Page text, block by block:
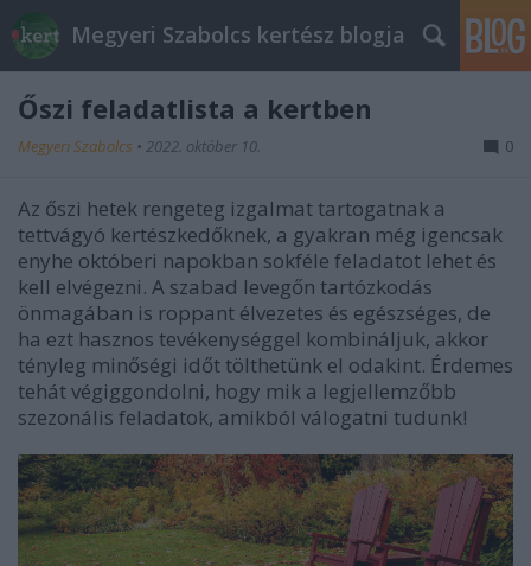
Megyeri Szabolcs kertész blogja
Őszi feladatlista a kertben
Megyeri Szabolcs • 2022. október 10. 0
Az őszi hetek rengeteg izgalmat tartogatnak a
tettvágyó kertészkedőknek, a gyakran még igencsak
enyhe októberi napokban sokféle feladatot lehet és
kell elvégezni. A szabad levegőn tartózkodás
önmagában is roppant élvezetes és egészséges, de
ha ezt hasznos tevékenységgel kombináljuk, akkor
tényleg minőségi időt tölthetünk el odakint. Érdemes
tehát végiggondolni, hogy mik a legjellemzőbb
szezonális feladatok, amikból válogatni tudunk!